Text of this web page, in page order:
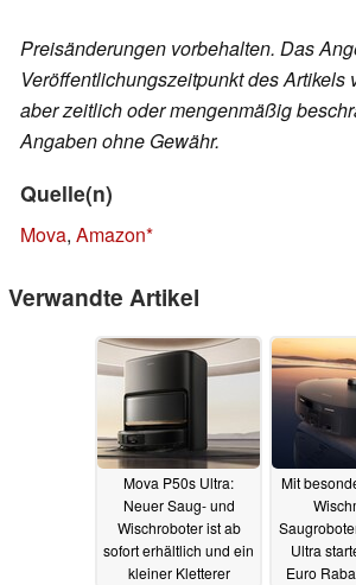
Preisänderungen vorbehalten. Das
Veröffentlichungszeitpunkt des Artikels
aber zeitlich oder mengenmäßig
Angaben ohne Gewähr.
Quelle(n)
Mova, Amazon
Verwandte Artikel
Mova P50s Ultra:
Neuer Saug- und
Wischroboter ist ab
sofort erhältlich und ein
kleiner Kletterer
Mit
Ultra
Euro